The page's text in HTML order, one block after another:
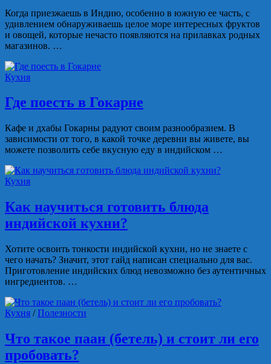
Когда приезжаешь в Индию, особенно в южную ее часть, с
удивлением обнаруживаешь целое море интересных фруктов
и овощей, которые нечасто появляются на прилавках родных
магазинов. …
Кухня
Где поесть в Гокарне
Кафе и дхабы Гокарны радуют своим разнообразием. В
зависимости от того, в какой точке деревни вы живете, вы
можете позволить себе вкусную еду в индийском …
Кухня
Как научиться готовить блюда
индийской кухни?
Хотите освоить тонкости индийской кухни, но не знаете с
чего начать? Значит, этот гайд написан специально для вас.
Приготовление индийских блюд невозможно без аутентичных
ингредиентов. …
Кухня /Полезности
Что такое паан (бетель) и стоит ли его
пробовать?